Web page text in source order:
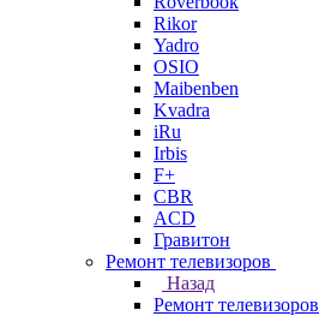
Rikor
Yadro
OSIO
Maibenben
Kvadra
iRu
Irbis
F+
CBR
ACD
Гравитон
Ремонт телевизоров
Назад
Ремонт телевизоров